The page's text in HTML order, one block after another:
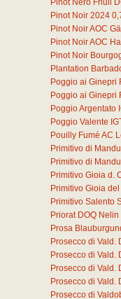
Pinot Nero Friuli
Pinot Noir 2024
Pinot Noir AOC
Pinot Noir AOC
Pinot Noir
Plantation
Poggio ai Ginepri
Poggio ai Ginepri
Poggio Argentato
Poggio Valente
Pouilly Fumé AC
Primitivo di
Primitivo di
Primitivo Gioia d.
Primitivo Gioia
Primitivo Salento
Priorat DOQ
Prosa
Prosecco di Vald.
Prosecco di Vald.
Prosecco di Vald.
Prosecco di Vald.
Prosecco di